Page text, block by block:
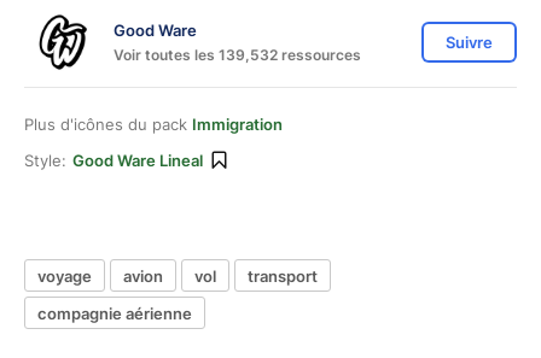
Good Ware
Voir toutes les 139,532 ressources
Suivre
Plus d'icônes du pack Immigration
Style: Good Ware Lineal
voyage avion vol
transport
compagnie aérienne